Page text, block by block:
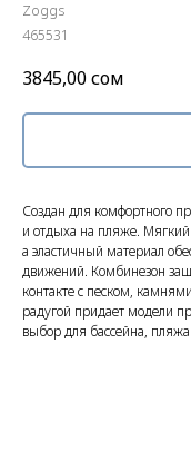
Zoggs
465531
3845,00сом
Создан для комфортного
и отдыха на пляже. Мягкий
а эластичный материал
движений. Комбинезон
контакте с песком,
радугой придает модели
выбор для бассейна,